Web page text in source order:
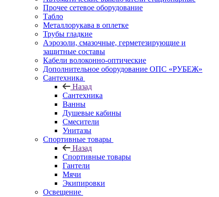
Прочее сетевое оборудование
Табло
Металлорукава в оплетке
Трубы гладкие
Аэрозоли, смазочные, герметезирующие и
защитные составы
Кабели волоконно-оптические
Дополнительное оборудование ОПС «РУБЕЖ»
Сантехника
Назад
Сантехника
Ванны
Душевые кабины
Смесители
Унитазы
Спортивные товары
Назад
Спортивные товары
Гантели
Мячи
Экипировки
Освещение